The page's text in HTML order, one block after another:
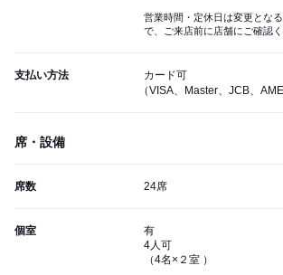
営業時間・定休日は変更とな
で、ご来店前に店舗にご確認く
支払い方法
カード可
（VISA、Master、JCB、
席・設備
席数 24席
個室
有
4人可
（4名×２室 ）